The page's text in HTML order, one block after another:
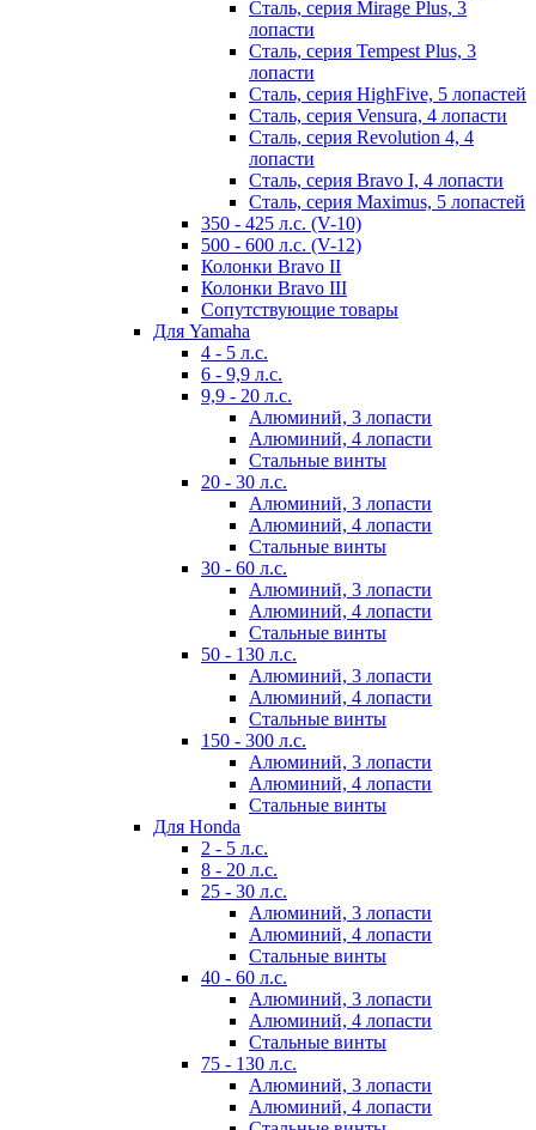
Сталь, серия Mirage Plus, 3
лопасти
Сталь, серия Tempest Plus, 3
лопасти
Сталь, серия HighFive, 5 лопастей
Сталь, серия Vensura, 4 лопасти
Сталь, серия Revolution 4, 4
лопасти
Сталь, серия Bravo I, 4 лопасти
Сталь, серия Maximus, 5 лопастей
350 - 425 л.с. (V-10)
500 - 600 л.с. (V-12)
Колонки Bravo II
Колонки Bravo III
Сопутствующие товары
Для Yamaha
4 - 5 л.с.
6 - 9,9 л.с.
9,9 - 20 л.с.
Алюминий, 3 лопасти
Алюминий, 4 лопасти
Стальные винты
20 - 30 л.с.
Алюминий, 3 лопасти
Алюминий, 4 лопасти
Стальные винты
30 - 60 л.с.
Алюминий, 3 лопасти
Алюминий, 4 лопасти
Стальные винты
50 - 130 л.с.
Алюминий, 3 лопасти
Алюминий, 4 лопасти
Стальные винты
150 - 300 л.с.
Алюминий, 3 лопасти
Алюминий, 4 лопасти
Стальные винты
Для Honda
2 - 5 л.с.
8 - 20 л.с.
25 - 30 л.с.
Алюминий, 3 лопасти
Алюминий, 4 лопасти
Стальные винты
40 - 60 л.с.
Алюминий, 3 лопасти
Алюминий, 4 лопасти
Стальные винты
75 - 130 л.с.
Алюминий, 3 лопасти
Алюминий, 4 лопасти